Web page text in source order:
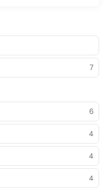
7
6
4
4
4